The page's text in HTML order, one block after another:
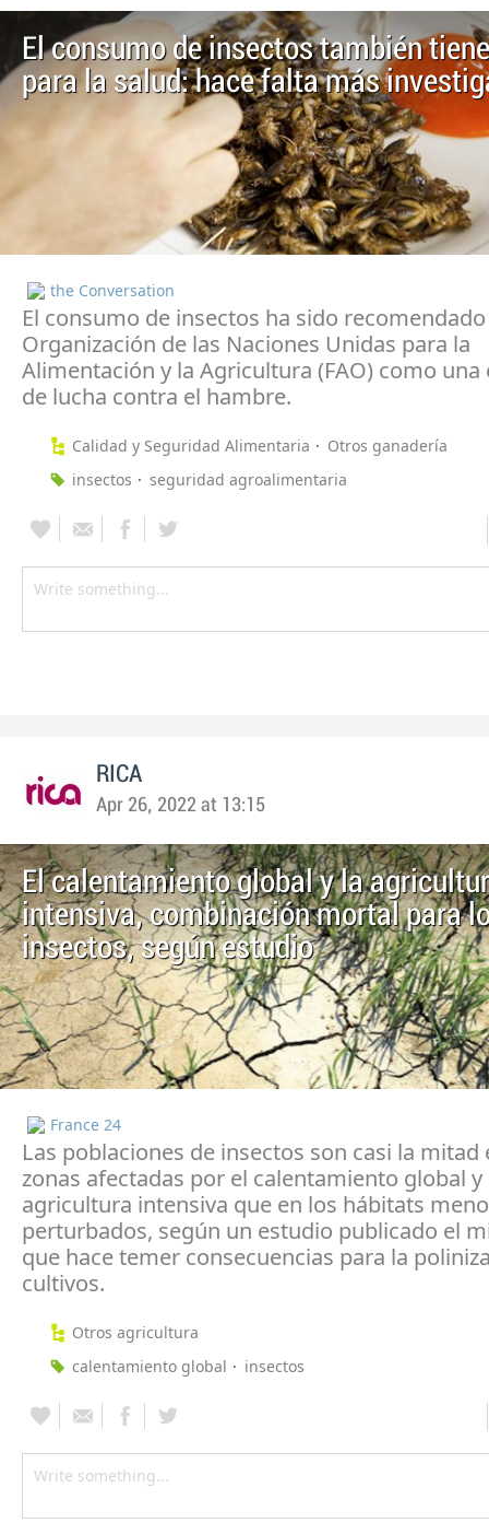
El consumo de insectos también
para la salud: hace falta más
the Conversation
El consumo de insectos ha sido
Organización de las Naciones Unidas para la
Alimentación y la Agricultura (FAO) como una
de lucha contra el hambre.
Calidad y Seguridad Alimentaria
Otros ganadería
insectos
seguridad agroalimentaria
RICA
Apr 26, 2022 at 13:15
El calentamiento global y la
intensiva, combinación mortal para
insectos, según estudio
France 24
Las poblaciones de insectos son casi la mitad
zonas afectadas por el calentamiento global y
agricultura intensiva que en los hábitats
perturbados, según un estudio publicado el
que hace temer consecuencias para la
cultivos.
Otros agricultura
calentamiento global
insectos